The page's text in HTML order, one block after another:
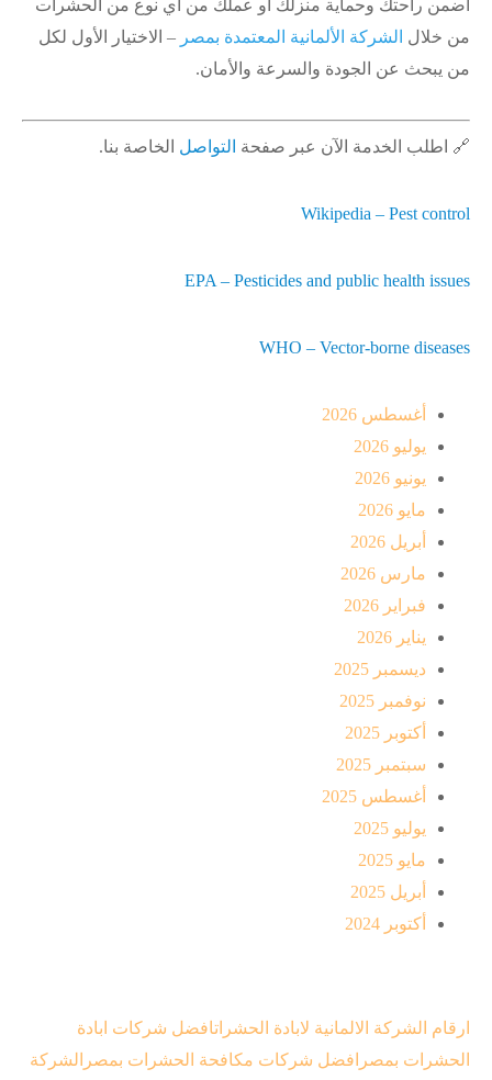
اضمن راحتك وحماية منزلك أو عملك من أي نوع من الحشرات
من خلال الشركة الألمانية المعتمدة بمصر – الاختيار الأول لكل
من يبحث عن الجودة والسرعة والأمان.
🔗 اطلب الخدمة الآن عبر صفحة التواصل الخاصة بنا.
Wikipedia – Pest control
EPA – Pesticides and public health issues
WHO – Vector-borne diseases
أغسطس 2026
يوليو 2026
يونيو 2026
مايو 2026
أبريل 2026
مارس 2026
فبراير 2026
يناير 2026
ديسمبر 2025
نوفمبر 2025
أكتوبر 2025
سبتمبر 2025
أغسطس 2025
يوليو 2025
مايو 2025
أبريل 2025
أكتوبر 2024
ارقام الشركة الالمانية لابادة الحشراتافضل شركات ابادة
الحشرات بمصر افضل شركات مكافحة الحشرات بمصر الشركة